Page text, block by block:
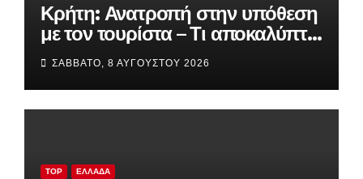
Κρήτη: Ανατροπή στην υπόθεση
με τον τουρίστα – Τι αποκαλύπτει
η έρευνα της ΕΛ.ΑΣ. για την
ανήλικη
ΣΆΒΒΑΤΟ, 8 ΑΥΓΟΎΣΤΟΥ 2026
TOP ΕΛΛΆΔΑ